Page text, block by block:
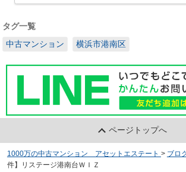
タグ一覧
中古マンション
横浜市港南区
ページトップへ
1000万の中古マンション アセットエステート > ブロ
件】リステージ港南台ＷＩＺ